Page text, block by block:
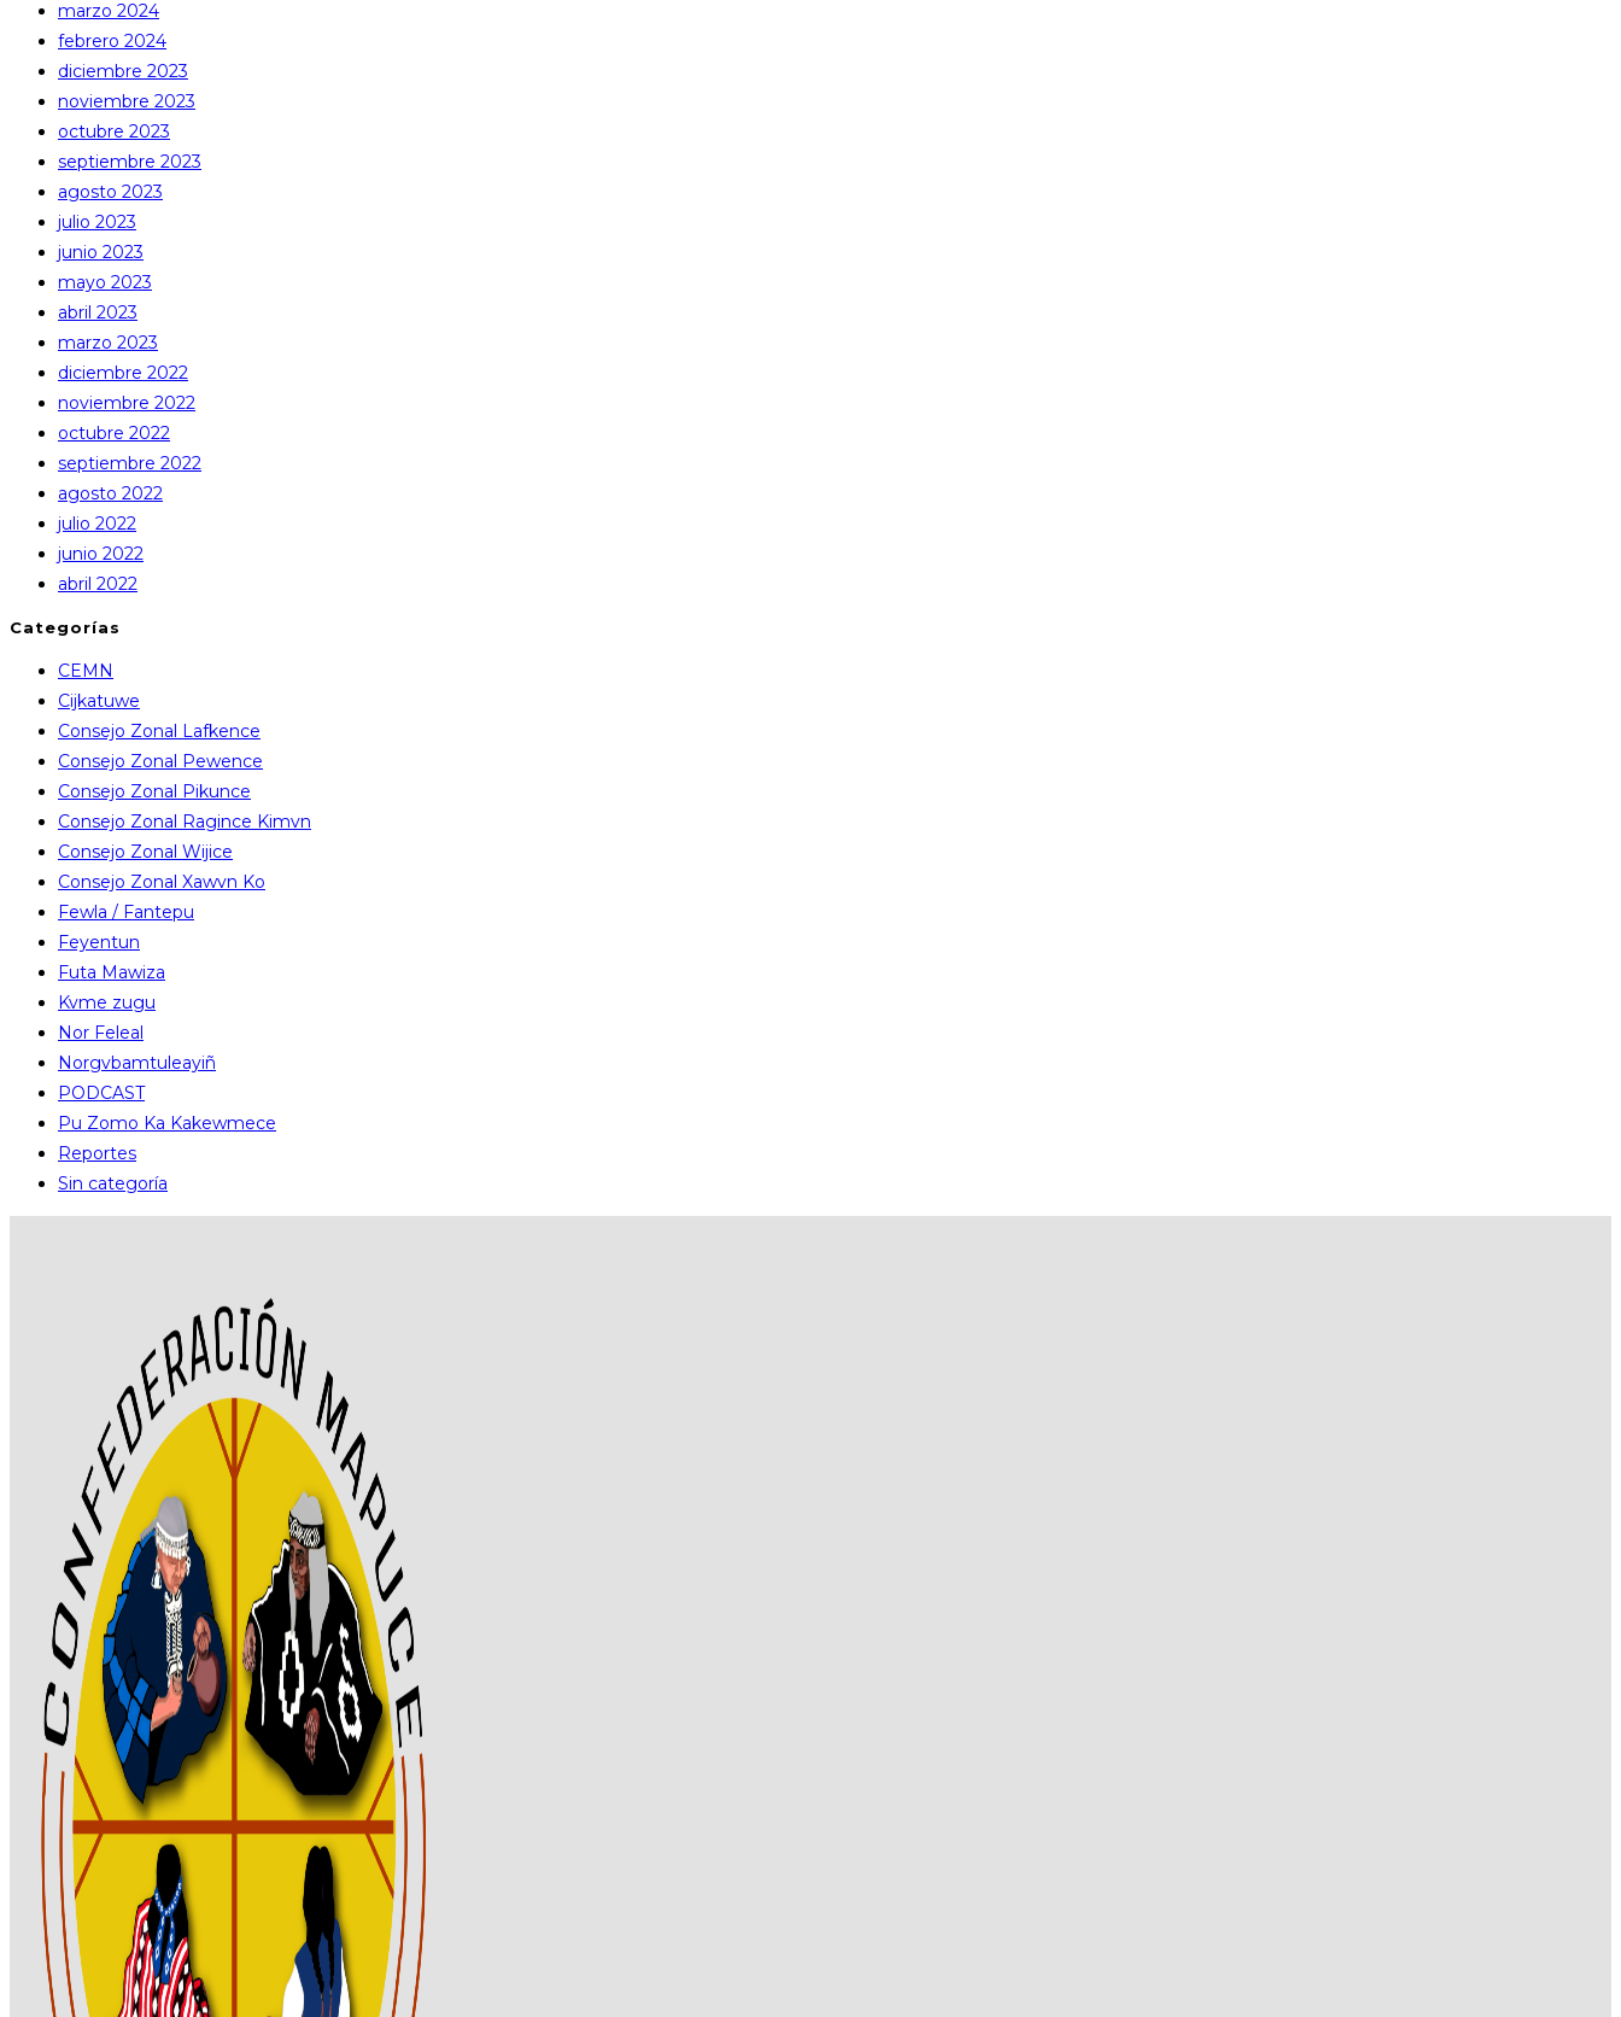
marzo 2024
febrero 2024
diciembre 2023
noviembre 2023
octubre 2023
septiembre 2023
agosto 2023
julio 2023
junio 2023
mayo 2023
abril 2023
marzo 2023
diciembre 2022
noviembre 2022
octubre 2022
septiembre 2022
agosto 2022
julio 2022
junio 2022
abril 2022
Categorías
CEMN
Cijkatuwe
Consejo Zonal Lafkence
Consejo Zonal Pewence
Consejo Zonal Pikunce
Consejo Zonal Ragince Kimvn
Consejo Zonal Wijice
Consejo Zonal Xawvn Ko
Fewla / Fantepu
Feyentun
Futa Mawiza
Kvme zugu
Nor Feleal
Norgvbamtuleayiñ
PODCAST
Pu Zomo Ka Kakewmece
Reportes
Sin categoría